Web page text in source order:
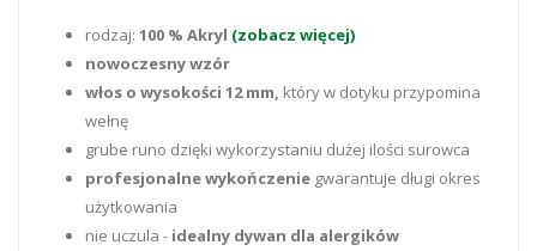
rodzaj: 100 % Akryl (zobacz więcej)
nowoczesny wzór
włos o wysokości 12 mm, który w dotyku przypomina
wełnę
grube runo dzięki wykorzystaniu dużej ilości surowca
profesjonalne wykończenie gwarantuje długi okres
użytkowania
nie uczula - idealny dywan dla alergików